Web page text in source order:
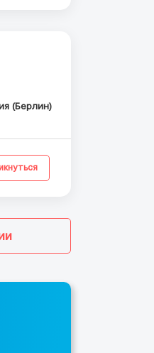
(Берлин)